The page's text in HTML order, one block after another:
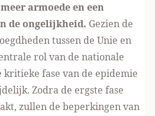
armoede en een
de ongelijkheid. Gezien de
tussen de Unie en
rol van de nationale
fase van de epidemie
Zodra de ergste fase
zullen de beperkingen van